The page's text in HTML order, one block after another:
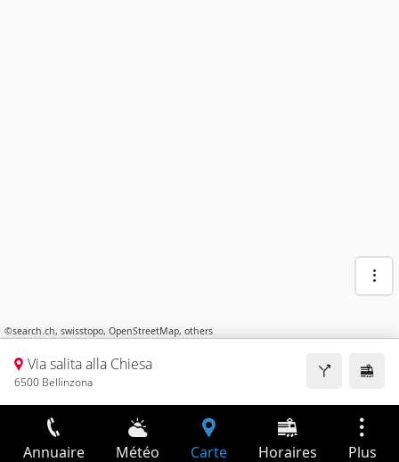
©search.ch, swisstopo, OpenStreetMap, others
Via salita alla Chiesa
6500 Bellinzona
Annuaire Météo Carte Horaires Plus